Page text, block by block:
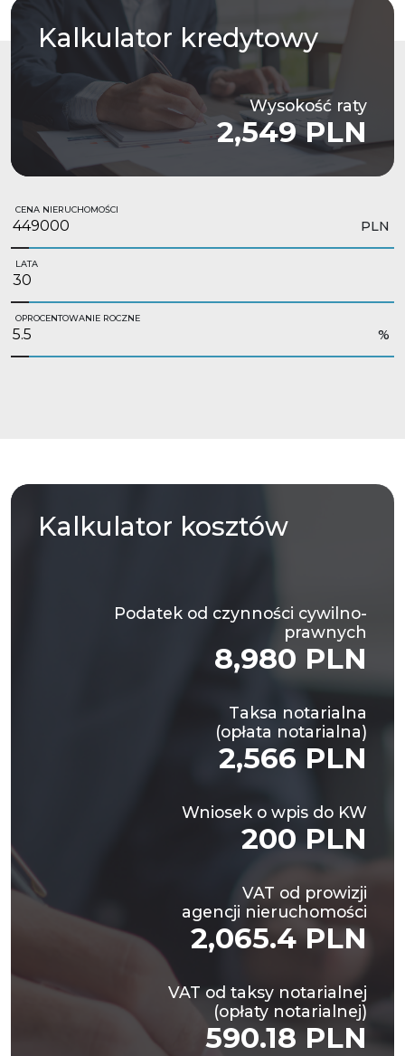
Kalkulator kredytowy
Wysokość raty
2,549 PLN
CENA NIERUCHOMOŚCI
PLN
LATA
OPROCENTOWANIE ROCZNE
%
Kalkulator kosztów
Podatek od czynności cywilno-
prawnych
8,980 PLN
Taksa notarialna
(opłata notarialna)
2,566 PLN
Wniosek o wpis do KW
200 PLN
VAT od prowizji
agencji nieruchomości
2,065.4 PLN
VAT od taksy notarialnej
(opłaty notarialnej)
590.18 PLN